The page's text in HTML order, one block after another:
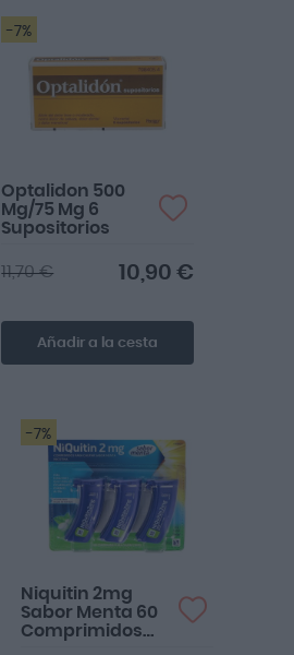
-7%
Optalidon 500
Mg/75 Mg 6
Supositorios
10,90 €
11,70 €
Añadir a la cesta
-7%
Niquitin 2mg
Sabor Menta 60
Comprimidos